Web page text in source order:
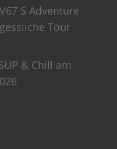
S Adventure
Tour
& Chill am